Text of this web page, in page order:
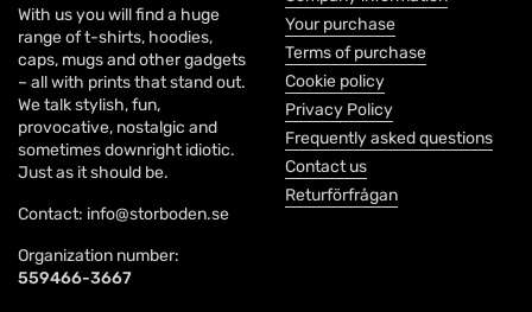
With us you will find a huge
range of t-shirts, hoodies,
caps, mugs and other gadgets
– all with prints that stand out.
We talk stylish, fun,
provocative, nostalgic and
sometimes downright idiotic.
Just as it should be.
Contact: info@storboden.se
Organization number:
559466-3667
Your purchase
Terms of purchase
Cookie policy
Privacy Policy
Frequently asked questions
Contact us
Returförfrågan